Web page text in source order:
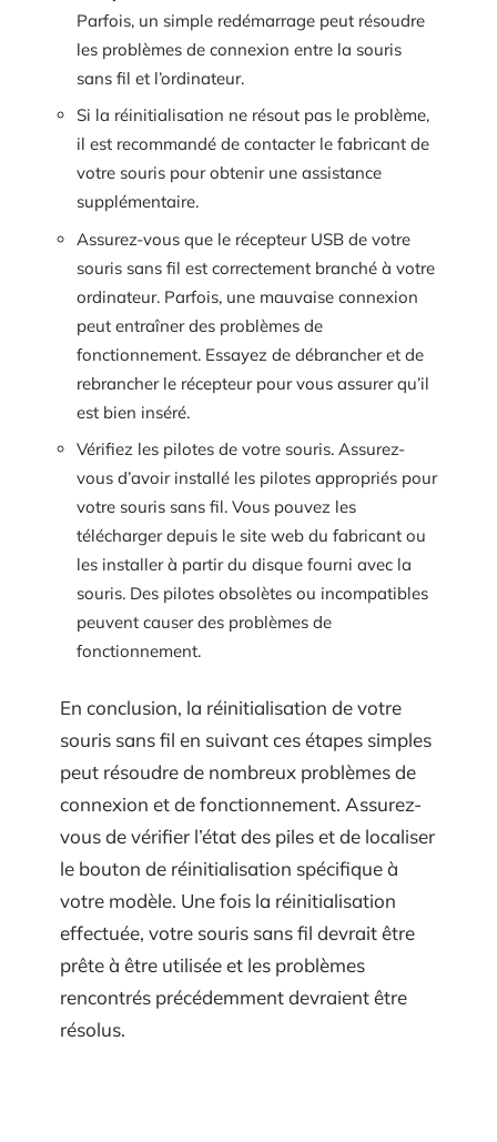
Parfois, un simple redémarrage peut résoudre
les problèmes de connexion entre la souris
sans fil et l’ordinateur.
Si la réinitialisation ne résout pas le problème,
il est recommandé de contacter le fabricant de
votre souris pour obtenir une assistance
supplémentaire.
Assurez-vous que le récepteur USB de votre
souris sans fil est correctement branché à votre
ordinateur. Parfois, une mauvaise connexion
peut entraîner des problèmes de
fonctionnement. Essayez de débrancher et de
rebrancher le récepteur pour vous assurer qu’il
est bien inséré.
Vérifiez les pilotes de votre souris. Assurez-
vous d’avoir installé les pilotes appropriés pour
votre souris sans fil. Vous pouvez les
télécharger depuis le site web du fabricant ou
les installer à partir du disque fourni avec la
souris. Des pilotes obsolètes ou incompatibles
peuvent causer des problèmes de
fonctionnement.
En conclusion, la réinitialisation de votre
souris sans fil en suivant ces étapes simples
peut résoudre de nombreux problèmes de
connexion et de fonctionnement. Assurez-
vous de vérifier l’état des piles et de localiser
le bouton de réinitialisation spécifique à
votre modèle. Une fois la réinitialisation
effectuée, votre souris sans fil devrait être
prête à être utilisée et les problèmes
rencontrés précédemment devraient être
résolus.